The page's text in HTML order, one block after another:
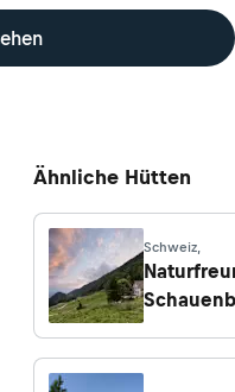
Ähnliche Hütten
Schweiz,